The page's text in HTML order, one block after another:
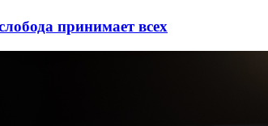
принимает всех